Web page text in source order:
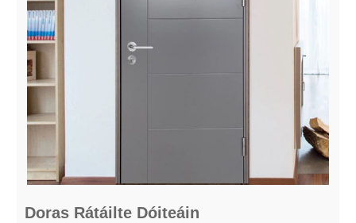
Doras Rátáilte Dóiteáin